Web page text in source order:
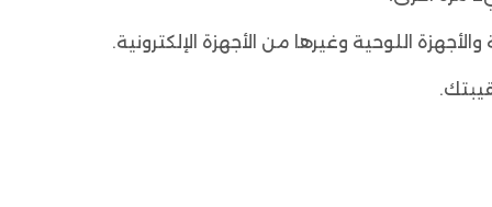
اللوحية وغيرها من الأجهزة الإلكترونية.